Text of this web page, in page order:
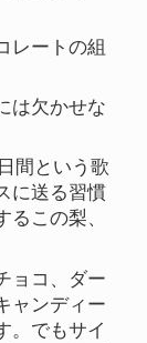
レートの組
は欠かせな
間という歌
に送る習慣
この梨、
ョコ、ダー
ャンディー
。でもサイ